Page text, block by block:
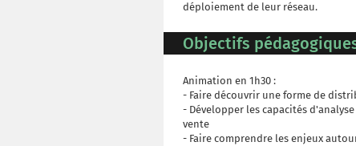
déploiement de leur réseau.
Objectifs
Animation en 1h30 :
- Faire découvrir une forme de
- Développer les capacités
vente
- Faire comprendre les enjeux